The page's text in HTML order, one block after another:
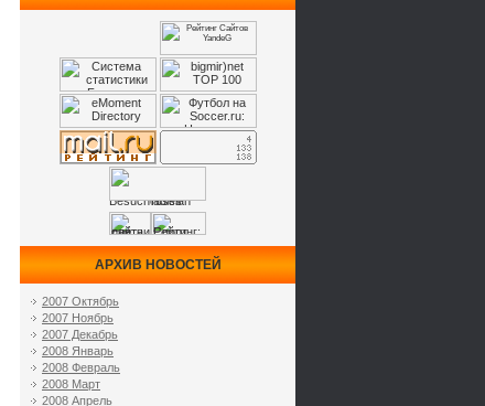
АРХИВ НОВОСТЕЙ
2007 Октябрь
2007 Ноябрь
2007 Декабрь
2008 Январь
2008 Февраль
2008 Март
2008 Апрель